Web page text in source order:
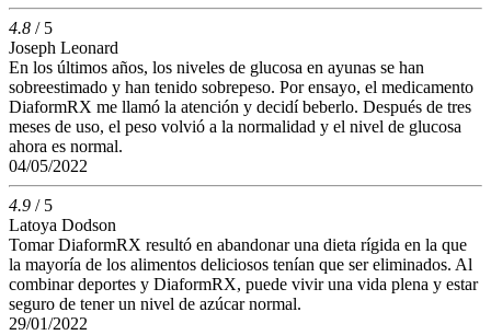
4.8 / 5
Joseph Leonard
En los últimos años, los niveles de glucosa en ayunas se han
sobreestimado y han tenido sobrepeso. Por ensayo, el medicamento
DiaformRX me llamó la atención y decidí beberlo. Después de tres
meses de uso, el peso volvió a la normalidad y el nivel de glucosa
ahora es normal.
04/05/2022
4.9 / 5
Latoya Dodson
Tomar DiaformRX resultó en abandonar una dieta rígida en la que
la mayoría de los alimentos deliciosos tenían que ser eliminados. Al
combinar deportes y DiaformRX, puede vivir una vida plena y estar
seguro de tener un nivel de azúcar normal.
29/01/2022